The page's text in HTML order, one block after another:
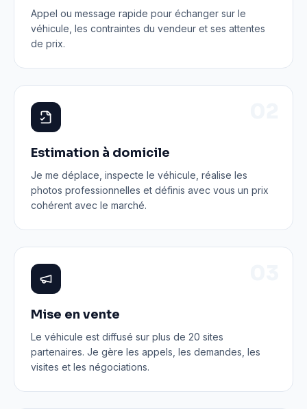
Appel ou message rapide pour échanger sur le
véhicule, les contraintes du vendeur et ses attentes
de prix.
Estimation à domicile
Je me déplace, inspecte le véhicule, réalise les
photos professionnelles et définis avec vous un prix
cohérent avec le marché.
Mise en vente
Le véhicule est diffusé sur plus de 20 sites
partenaires. Je gère les appels, les demandes, les
visites et les négociations.